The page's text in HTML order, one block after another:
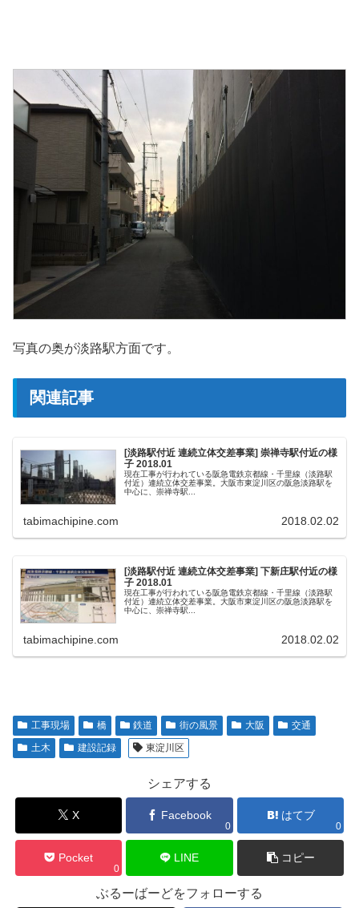
写真の奥が淡路駅方面です。
関連記事
[淡路駅付近 連続立体交差事業] 崇禅寺駅付近の様
子 2018.01
現在工事が行われている阪急電鉄京都線・千里線（淡路駅
付近）連続立体交差事業。大阪市東淀川区の阪急淡路駅を
中心に、崇禅寺駅...
tabimachipine.com 2018.02.02
[淡路駅付近 連続立体交差事業] 下新庄駅付近の様
子 2018.01
現在工事が行われている阪急電鉄京都線・千里線（淡路駅
付近）連続立体交差事業。大阪市東淀川区の阪急淡路駅を
中心に、崇禅寺駅...
tabimachipine.com 2018.02.02
工事現場 橋 鉄道 街の風景 大阪
交通
土木
建設記録 東淀川区
シェアする
X Facebook
0
はてブ
0
Pocket
0
LINE コピー
ぶるーばーどをフォローする